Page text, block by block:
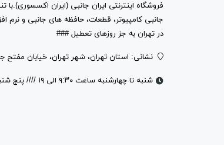
فروشگاه اینترنتی ایران جانبی (ایران اکسسوری).با
در تهران به جز روزهای تعطیل ###
نشانی: استان تهران، شهر تهران، خیابان مفتح
شنبه تا چهارشنبه ساعت ۹:۳۰ الی ۱۹ //// پنج شنبه ساعت ۹:۳۰ الی ۱۶:۳۰